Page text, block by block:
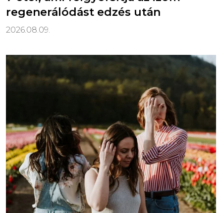
regenerálódást edzés után
2026.08.09.